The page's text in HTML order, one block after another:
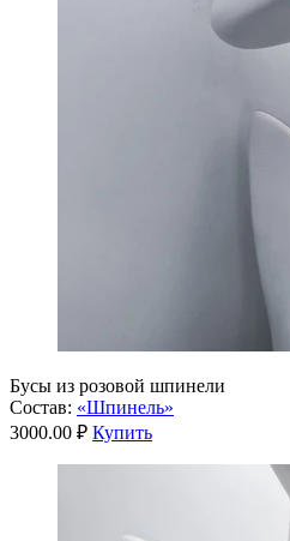
Бусы из розовой шпинели
Состав: «Шпинель»
3000.00 ₽ Купить